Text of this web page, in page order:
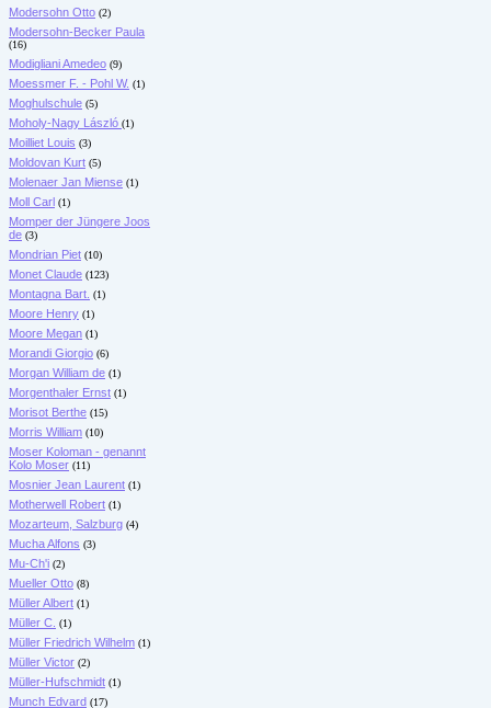
Modersohn Otto (2)
Modersohn-Becker Paula
(16)
Modigliani Amedeo (9)
Moessmer F. - Pohl W. (1)
Moghulschule (5)
Moholy-Nagy László (1)
Moilliet Louis (3)
Moldovan Kurt (5)
Molenaer Jan Miense (1)
Moll Carl (1)
Momper der Jüngere Joos
de (3)
Mondrian Piet (10)
Monet Claude (123)
Montagna Bart. (1)
Moore Henry (1)
Moore Megan (1)
Morandi Giorgio (6)
Morgan William de (1)
Morgenthaler Ernst (1)
Morisot Berthe (15)
Morris William (10)
Moser Koloman - genannt
Kolo Moser (11)
Mosnier Jean Laurent (1)
Motherwell Robert (1)
Mozarteum, Salzburg (4)
Mucha Alfons (3)
Mu-Ch'i (2)
Mueller Otto (8)
Müller Albert (1)
Müller C. (1)
Müller Friedrich Wilhelm (1)
Müller Victor (2)
Müller-Hufschmidt (1)
Munch Edvard (17)